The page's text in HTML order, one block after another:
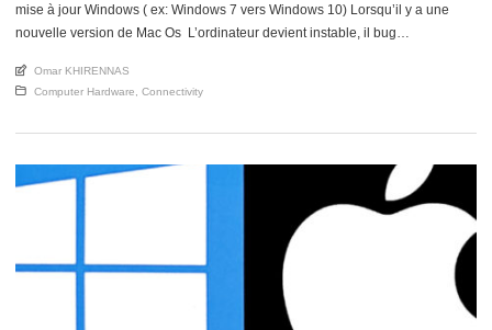
mise à jour Windows ( ex: Windows 7 vers Windows 10) Lorsqu’il y a une
nouvelle version de Mac Os L’ordinateur devient instable, il bug
ne pas perdre l’environenement de travail […]
An article by
Omar KHIRENNAS
Posted in
Computer Hardware Connectivity